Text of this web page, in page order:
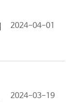
2024-04-01
2024-03-19